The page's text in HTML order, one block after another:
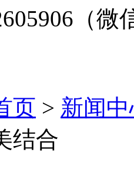
（微
页 > 新闻
结合